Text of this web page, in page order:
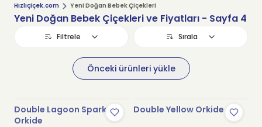
Hızlıçiçek.com Yeni Doğan Bebek Çiçekleri
Yeni Doğan Bebek Çiçekleri ve Fiyatları - Sayfa 4
Filtrele Sırala
Önceki ürünleri yükle
Double Lagoon Spark
Orkide
Double Yellow Orkide